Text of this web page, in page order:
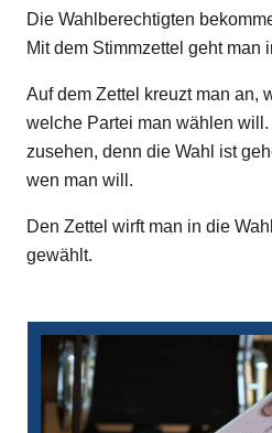
Die Wahlberechtigten
Mit dem Stimmzettel geht man
Auf dem Zettel kreuzt man an,
welche Partei man wählen
zusehen, denn die Wahl ist
wen man will.
Den Zettel wirft man in die
gewählt.
Bilddatei